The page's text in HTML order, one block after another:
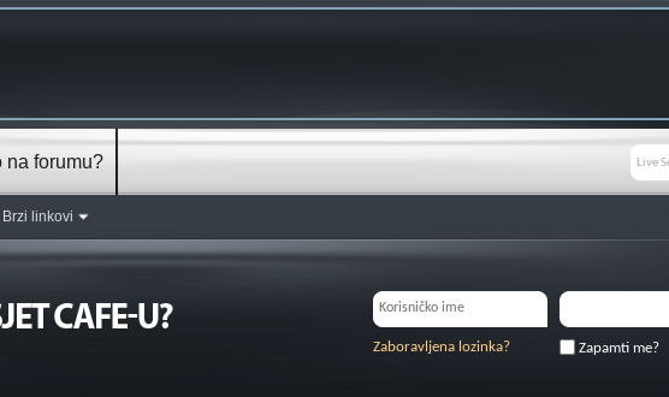
Brzi linkovi
na forumu?
Zapamti me?
Zaboravljena lozinka?